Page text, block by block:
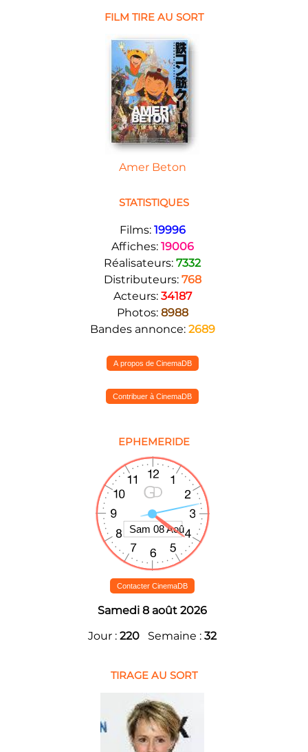
FILM TIRE AU SORT
Amer Beton
STATISTIQUES
Films: 19996
Affiches: 19006
Réalisateurs: 7332
Distributeurs: 768
Acteurs: 34187
Photos: 8988
Bandes annonce: 2689
A propos de CinemaDB
Contribuer à CinemaDB
EPHEMERIDE
Contacter CinemaDB
Samedi 8 août 2026
Jour : 220 Semaine : 32
TIRAGE AU SORT